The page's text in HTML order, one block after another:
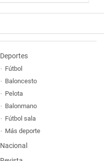
Deportes
Fútbol
Baloncesto
Pelota
Balonmano
Fútbol sala
Más deporte
Nacional